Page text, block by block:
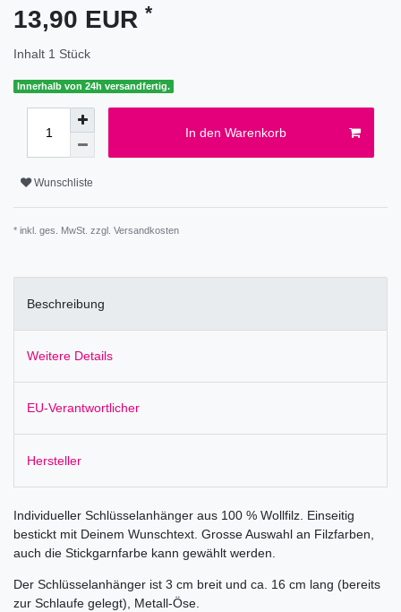
13,90 EUR *
Inhalt 1 Stück
Innerhalb von 24h versandfertig.
In den Warenkorb
Wunschliste
* inkl. ges. MwSt. zzgl. Versandkosten
Beschreibung
Weitere Details
EU-Verantwortlicher
Hersteller
Individueller Schlüsselanhänger aus 100 % Wollfilz. Einseitig
bestickt mit Deinem Wunschtext. Grosse Auswahl an Filzfarben,
auch die Stickgarnfarbe kann gewählt werden.
Der Schlüsselanhänger ist 3 cm breit und ca. 16 cm lang (bereits
zur Schlaufe gelegt), Metall-Öse.